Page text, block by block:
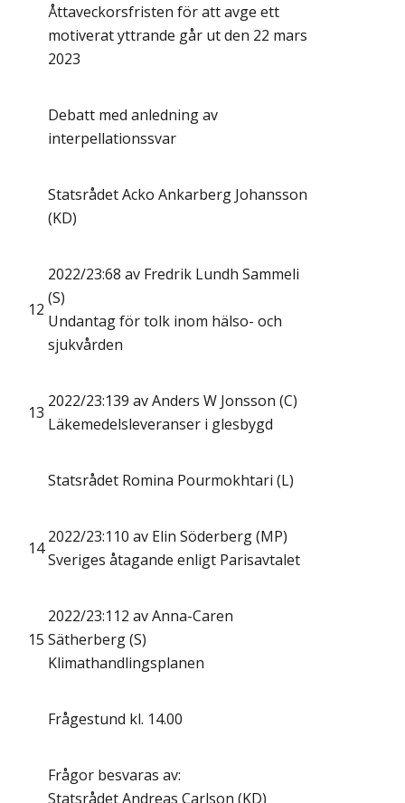
Åttaveckorsfristen för att avge ett
motiverat yttrande går ut den 22 mars
2023
Debatt med anledning av
interpellationssvar
Statsrådet Acko Ankarberg Johansson
(KD)
12
2022/23:68 av Fredrik Lundh Sammeli
(S)
Undantag för tolk inom hälso- och
sjukvården
13
2022/23:139 av Anders W Jonsson (C)
Läkemedelsleveranser i glesbygd
Statsrådet Romina Pourmokhtari (L)
14
2022/23:110 av Elin Söderberg (MP)
Sveriges åtagande enligt Parisavtalet
15
2022/23:112 av Anna-Caren
Sätherberg (S)
Klimathandlingsplanen
Frågestund kl. 14.00
Frågor besvaras av:
Statsrådet Andreas Carlson (KD)